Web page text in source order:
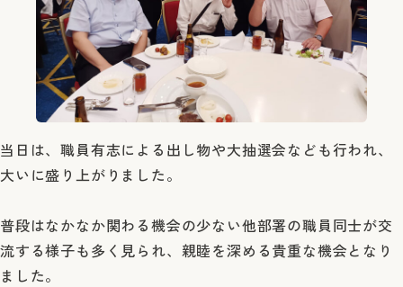
当日は、職員有志による出し物や大抽選会なども行われ、
大いに盛り上がりました。
普段はなかなか関わる機会の少ない他部署の職員同士が交
流する様子も多く見られ、親睦を深める貴重な機会となり
ました。